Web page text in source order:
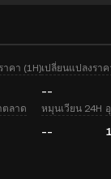
าคา (1H)เปลี่ยนแปลงราค
--
ลาด หมุนเวียน 24H
--